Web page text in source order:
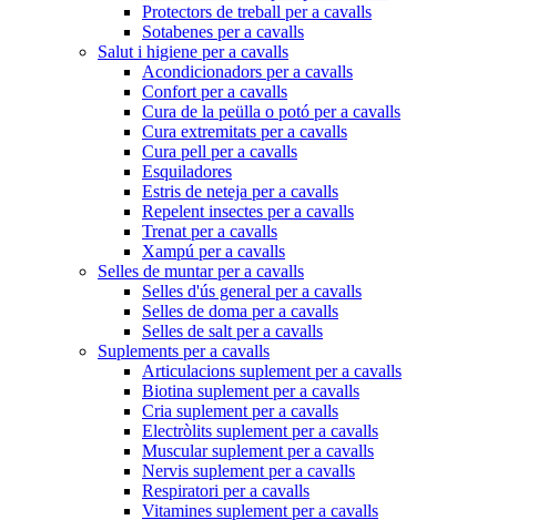
Protectors de treball per a cavalls
Sotabenes per a cavalls
Salut i higiene per a cavalls
Acondicionadors per a cavalls
Confort per a cavalls
Cura de la peülla o potó per a cavalls
Cura extremitats per a cavalls
Cura pell per a cavalls
Esquiladores
Estris de neteja per a cavalls
Repelent insectes per a cavalls
Trenat per a cavalls
Xampú per a cavalls
Selles de muntar per a cavalls
Selles d'ús general per a cavalls
Selles de doma per a cavalls
Selles de salt per a cavalls
Suplements per a cavalls
Articulacions suplement per a cavalls
Biotina suplement per a cavalls
Cria suplement per a cavalls
Electròlits suplement per a cavalls
Muscular suplement per a cavalls
Nervis suplement per a cavalls
Respiratori per a cavalls
Vitamines suplement per a cavalls